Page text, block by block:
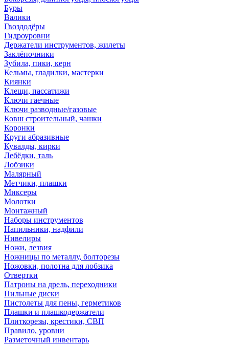
Буры
Валики
Гвоздодёры
Гидроуровни
Держатели инструментов, жилеты
Заклёпочники
Зубила, пики, керн
Кельмы, гладилки, мастерки
Киянки
Клещи, пассатижи
Ключи гаечные
Ключи разводные/газовые
Ковш строительный, чашки
Коронки
Круги абразивные
Кувалды, кирки
Лебёдки, таль
Лобзики
Малярный
Метчики, плашки
Миксеры
Молотки
Монтажный
Наборы инструментов
Напильники, надфили
Нивелиры
Ножи, лезвия
Ножницы по металлу, болторезы
Ножовки, полотна для лобзика
Отвертки
Патроны на дрель, переходники
Пильные диски
Пистолеты для пены, герметиков
Плашки и плашкодержатели
Плиткорезы, крестики, СВП
Правило, уровни
Разметочный инвентарь